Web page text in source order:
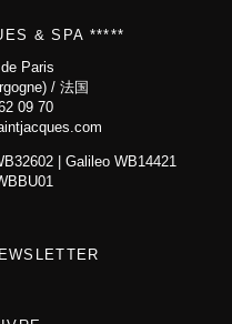
& SPA *****
Paris
/ 法国
09 70
| Galileo WB14421